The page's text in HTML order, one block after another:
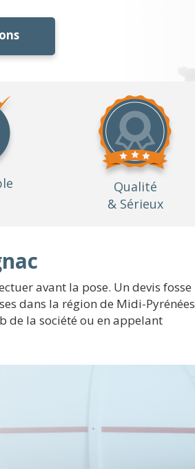
Qualité
& Sérieux
avant la pose. Un devis fosse
dans la région de Midi-Pyrénées
de la société ou en appelant